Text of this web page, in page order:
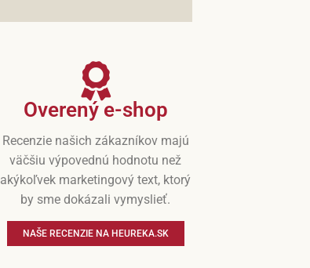
Overený e-shop
Recenzie našich zákazníkov majú
väčšiu výpovednú hodnotu než
akýkoľvek marketingový text, ktorý
by sme dokázali vymyslieť.
NAŠE RECENZIE NA HEUREKA.SK